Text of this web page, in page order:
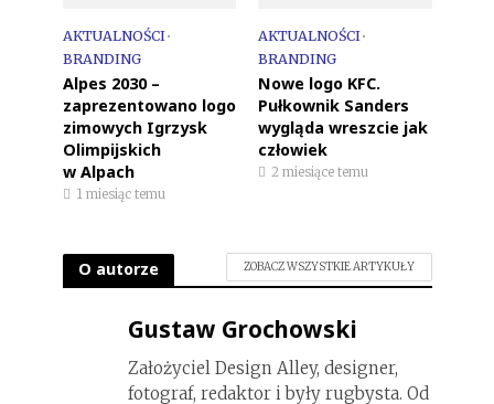
AKTUALNOŚCI•
BRANDING
Alpes 2030 –
zaprezentowano logo
zimowych Igrzysk
Olimpijskich
w Alpach
1 miesiąc temu
AKTUALNOŚCI•
BRANDING
Nowe logo KFC.
Pułkownik Sanders
wygląda wreszcie jak
człowiek
2 miesiące temu
O autorze ZOBACZ WSZYSTKIE ARTYKUŁY
Gustaw Grochowski
Założyciel Design Alley, designer,
fotograf, redaktor i były rugbysta. Od